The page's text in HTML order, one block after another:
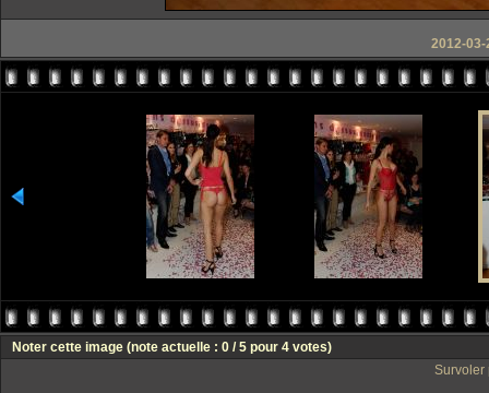
2012-
Noter cette image (note actuelle : 0 / 5 pour 4 votes)
Survoler